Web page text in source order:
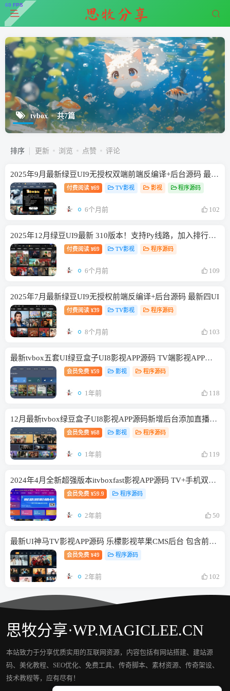
tvbox 共7篇
排序 更新 浏览 点赞 评论
2025年9月最新绿豆UI9无授权双端前端反编译+后台源码 最新自定义api弹幕+新版后台
付费阅读 ¥69 TV影视 影视 程序源码
6个月前 102
2025年12月绿豆UI9最新 310版本！支持Py线路，加入排行榜，客户端优化升级，更加流畅
付费阅读 ¥69 TV影视 程序源码
6个月前 109
2025年7月最新绿豆UI9无授权前端反编译+后台源码 最新四UI
付费阅读 ¥39 TV影视 程序源码
8个月前 103
最新tvbox五套UI绿豆盒子UI8影视APP源码 TV端影视APP反编译源码支持会员系统/代理系统/直播/自带免签收款/批量生成卡密
会员免费 ¥59 影视 程序源码
1年前 118
12月最新tvbox绿豆盒子UI8影视APP源码新增后台添加直播及加密功能 TV端影视APP反编译源码支持会员系统/代理系统/直播/自带免签收款/批量生成卡密
会员免费 ¥68 影视 程序源码
1年前 119
2024年4月全新超强版本itvboxfast影视APP源码 TV+手机双端源码 新增超多功能tvbox二开如意版影视APP源码 修复N多bug-1.51
会员免费 ¥59.9 程序源码
2年前 50
最新UI神马TV影视APP源码 乐檬影视苹果CMS后台 包含前后端源码
会员免费 ¥49 程序源码
2年前 102
思牧分享·WP.MAGICLEE.CN
本站致力于分享优质实用的互联网资源，内容包括有网站搭建、建站源
码、美化教程、SEO优化、免费工具、传奇脚本、素材资源、传奇架设、
技术教程等，应有尽有！